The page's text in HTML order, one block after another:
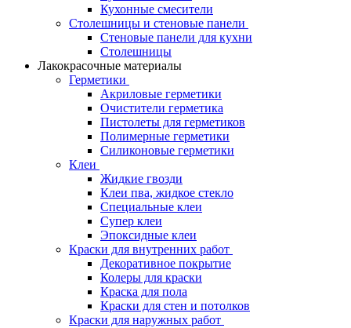
Кухонные смесители
Столешницы и стеновые панели
Стеновые панели для кухни
Столешницы
Лакокрасочные материалы
Герметики
Акриловые герметики
Очистители герметика
Пистолеты для герметиков
Полимерные герметики
Силиконовые герметики
Клеи
Жидкие гвозди
Клеи пва, жидкое стекло
Специальные клеи
Супер клеи
Эпоксидные клеи
Краски для внутренних работ
Декоративное покрытие
Колеры для краски
Краска для пола
Краски для стен и потолков
Краски для наружных работ